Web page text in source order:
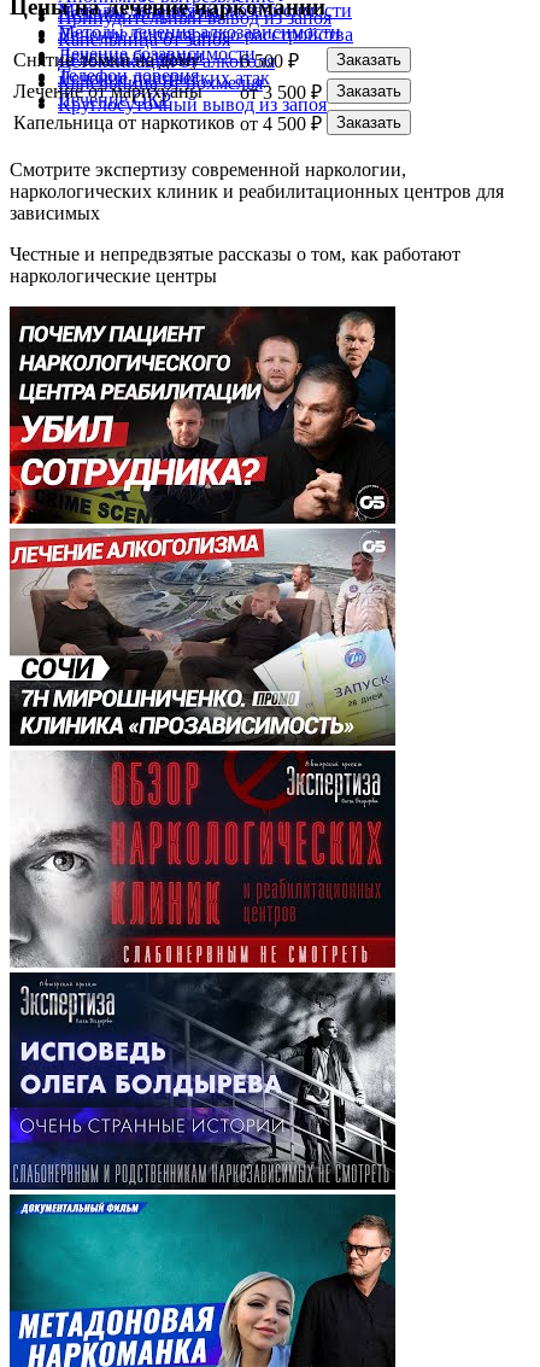
Принудительный вывод из запоя
Капельница от запоя
Детоксикация от алкоголя
Капельница от похмелья
Круглосуточный вывод из запоя
Лечение анорексии
Лечение биполярного расстройства
Лечение булимии
Лечение панических атак
Лечение ОКР
Методы лечения наркозависимости
Методы лечения алкозависимости
Лечение созависимости
Телефон доверия
Цены на лечение наркомании
Снятие ломки на дому 6 500 ₽ Заказать
Лечение от марихуаны от 3 500 ₽ Заказать
Капельница от наркотиков от 4 500 ₽ Заказать
Смотрите экспертизу современной наркологии,
наркологических клиник и реабилитационных центров для
зависимых
Честные и непредвзятые рассказы о том, как работают
наркологические центры